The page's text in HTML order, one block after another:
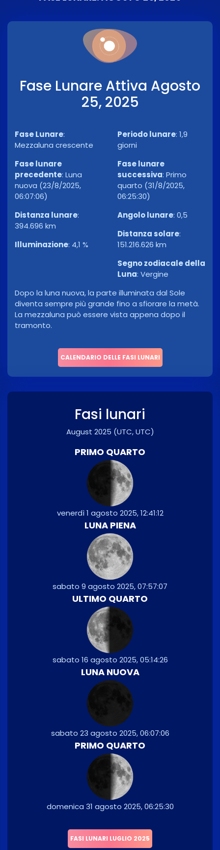
Fase Lunare Attiva Agosto
25, 2025
Fase Lunare:
Mezzaluna crescente
Fase lunare
precedente: Luna
nuova (23/8/2025,
06:07:06)
Distanza lunare:
394.696 km
Illuminazione: 4,1 %
Periodo lunare: 1,9
giorni
Fase lunare
successiva: Primo
quarto (31/8/2025,
06:25:30)
Angolo lunare: 0,5
Distanza solare:
151.216.626 km
Segno zodiacale della
Luna: Vergine
Dopo la luna nuova, la parte illuminata dal Sole
diventa sempre più grande fino a sfiorare la metà.
La mezzaluna può essere vista appena dopo il
tramonto.
CALENDARIO DELLE FASI LUNARI
Fasi lunari
August 2025 (UTC, UTC)
PRIMO QUARTO
venerdì 1 agosto 2025, 12:41:12
LUNA PIENA
sabato 9 agosto 2025, 07:57:07
ULTIMO QUARTO
sabato 16 agosto 2025, 05:14:26
LUNA NUOVA
sabato 23 agosto 2025, 06:07:06
PRIMO QUARTO
domenica 31 agosto 2025, 06:25:30
FASI LUNARI LUGLIO 2025